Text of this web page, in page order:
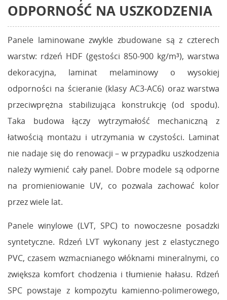
ODPORNOŚĆ NA USZKODZENIA
Panele laminowane zwykle zbudowane są z czterech
warstw: rdzeń HDF (gęstości 850-900 kg/m³), warstwa
dekoracyjna, laminat melaminowy o wysokiej
odporności na ścieranie (klasy AC3-AC6) oraz warstwa
przeciwprężna stabilizująca konstrukcję (od spodu).
Taka budowa łączy wytrzymałość mechaniczną z
łatwością montażu i utrzymania w czystości. Laminat
nie nadaje się do renowacji – w przypadku uszkodzenia
należy wymienić cały panel. Dobre modele są odporne
na promieniowanie UV, co pozwala zachować kolor
przez wiele lat.
Panele winylowe (LVT, SPC) to nowoczesne posadzki
syntetyczne. Rdzeń LVT wykonany jest z elastycznego
PVC, czasem wzmacnianego włóknami mineralnymi, co
zwiększa komfort chodzenia i tłumienie hałasu. Rdzeń
SPC powstaje z kompozytu kamienno-polimerowego,